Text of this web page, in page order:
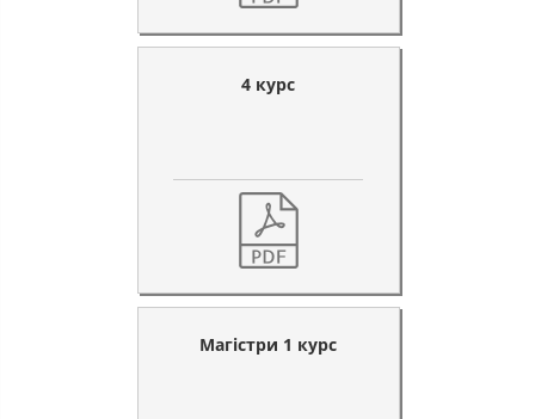
4 курс
Магістри 1 курс